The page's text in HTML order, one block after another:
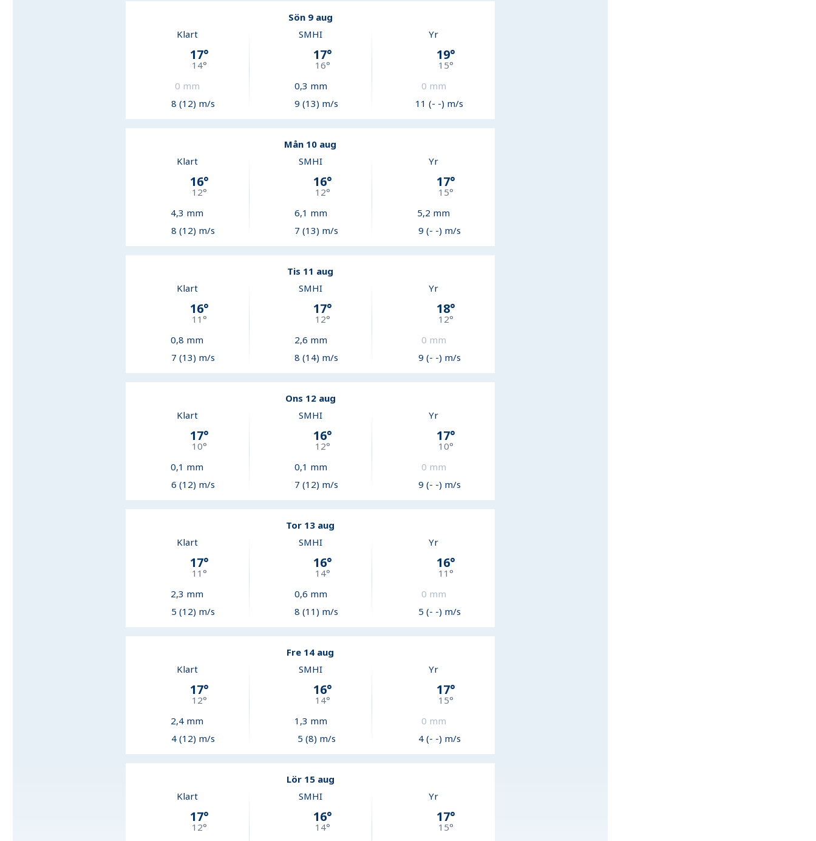
Sön 9 aug
Klart
17°
14°
0 mm
8 (12) m/s
SMHI
17°
16°
0,3 mm
9 (13) m/s
Yr
19°
15°
0 mm
11 (- -) m/s
Mån 10 aug
Klart
16°
12°
4,3 mm
8 (12) m/s
SMHI
16°
12°
6,1 mm
7 (13) m/s
Yr
17°
15°
5,2 mm
9 (- -) m/s
Tis 11 aug
Klart
16°
11 °
0,8 mm
7 (13) m/s
SMHI
17°
12°
2,6 mm
8 (14) m/s
Yr
18°
12°
0 mm
9 (- -) m/s
Ons 12 aug
Klart
17°
10°
0,1 mm
6 (12) m/s
SMHI
16°
12°
0,1 mm
7 (12) m/s
Yr
17°
10°
0 mm
9 (- -) m/s
Tor 13 aug
Klart
17°
11 °
2,3 mm
5 (12) m/s
SMHI
16°
14°
0,6 mm
8 (11) m/s
Yr
16°
11 °
0 mm
5 (- -) m/s
Fre 14 aug
Klart
17°
12°
2,4 mm
4 (12) m/s
SMHI
16°
14°
1,3 mm
5 (8) m/s
Yr
17°
15°
0 mm
4 (- -) m/s
Lör 15 aug
Klart
17°
12°
SMHI
16°
14°
Yr
17°
15°